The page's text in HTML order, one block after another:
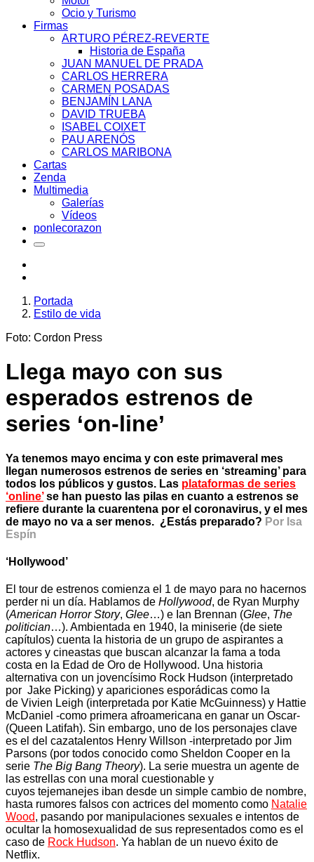
Ocio y Turismo
Firmas
ARTURO PÉREZ-REVERTE
Historia de España
JUAN MANUEL DE PRADA
CARLOS HERRERA
CARMEN POSADAS
BENJAMÍN LANA
DAVID TRUEBA
ISABEL COIXET
PAU ARENÓS
CARLOS MARIBONA
Cartas
Zenda
Multimedia
Galerías
Vídeos
ponlecorazon
Portada
Estilo de vida
Foto: Cordon Press
Llega mayo con sus
esperados estrenos de
series ‘on-line’
Ya tenemos mayo encima y con este primaveral mes
llegan numerosos estrenos de series en ‘streaming’ para
todos los públicos y gustos. Las plataformas de series
‘online’se han puesto las pilas en cuanto a estrenos se
refiere durante la cuarentena por el coronavirus, y el mes
de mayo no va a ser menos. ¿Estás preparado? Por Isa
Espín
‘Hollywood’
El tour de estrenos comienza el 1 de mayo para no hacernos
perder ni un día. Hablamos de Hollywood, de Ryan Murphy
(American Horror Story, Glee…) e Ian Brennan (Glee, The
politician…). Ambientada en 1940, la miniserie (de siete
capítulos) cuenta la historia de un grupo de aspirantes a
actores y cineastas que buscan alcanzar la fama a toda
costa en la Edad de Oro de Hollywood. Una historia
alternativa con un jovencísimo Rock Hudson (interpretado
por Jake Picking) y apariciones esporádicas como la
de Vivien Leigh (interpretada por Katie McGuinness) y Hattie
McDaniel -como primera afroamericana en ganar un Oscar-
(Queen Latifah). Sin embargo, uno de los personajes clave
es el del cazatalentos Henry Willson -interpretado por Jim
Parsons (por todos conocido como Sheldon Cooper en la
serie The Big Bang Theory). La serie muestra un agente de
las estrellas con una moral cuestionable y
cuyos tejemanejes iban desde un simple cambio de nombre,
hasta rumores falsos con actrices del momento como Natalie
Wood, pasando por manipulaciones sexuales e intentos de
ocultar la homosexualidad de sus representados como es el
caso de Rock Hudson. Ya hablan de un nuevo éxito de
Netflix.